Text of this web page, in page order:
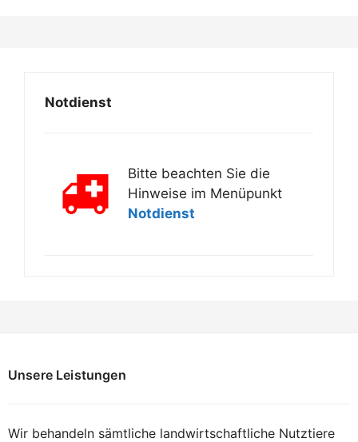
Notdienst
Bitte beachten Sie die
Hinweise im Menüpunkt
Notdienst
Unsere Leistungen
Wir behandeln sämtliche landwirtschaftliche Nutztiere